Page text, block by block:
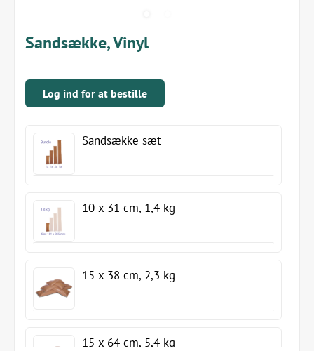
Sandsække, Vinyl
Log ind for at bestille
Sandsække sæt
10 x 31 cm, 1,4 kg
15 x 38 cm, 2,3 kg
15 x 64 cm, 5,4 kg